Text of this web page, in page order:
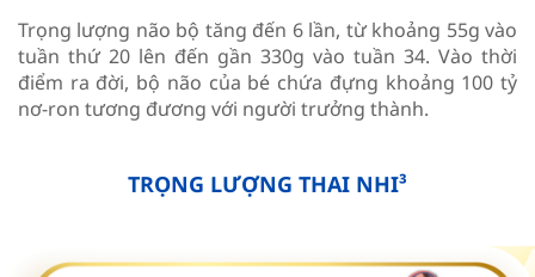
Trọng lượng não bộ tăng đến 6 lần, từ khoảng 55g vào
tuần thứ 20 lên đến gần 330g vào tuần 34. Vào thời
điểm ra đời, bộ não của bé chứa đựng khoảng 100 tỷ
nơ-ron tương đương với người trưởng thành.
TRỌNG LƯỢNG THAI NHI³